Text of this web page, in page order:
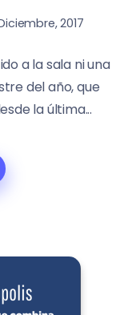
2017
a la sala ni una
del año, que
la última...